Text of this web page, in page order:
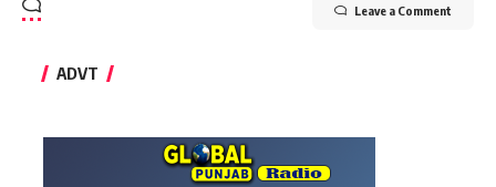
Leave a Comment
ADVT